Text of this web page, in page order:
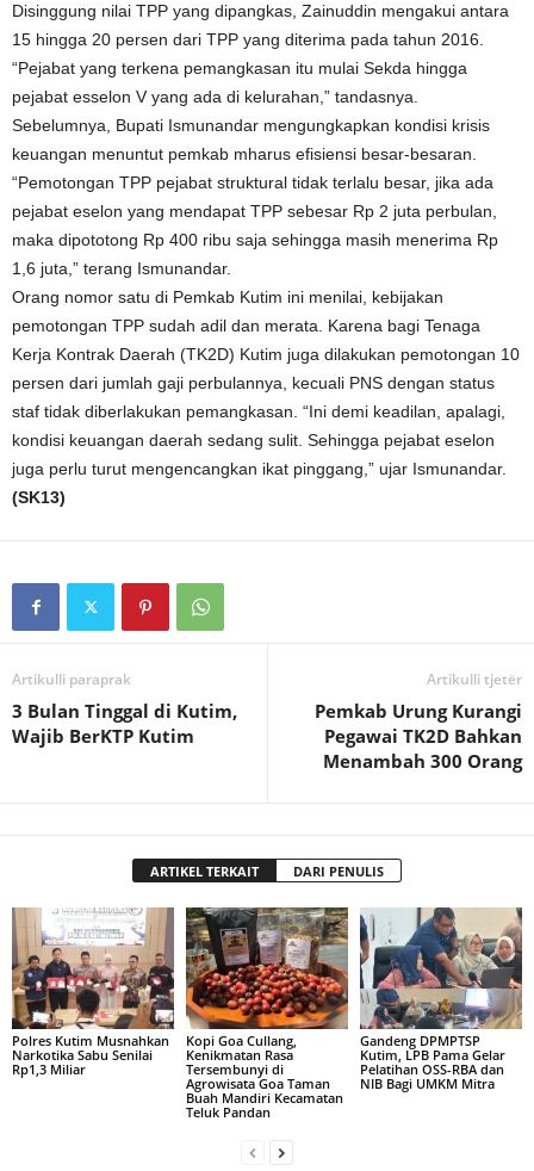
Disinggung nilai TPP yang dipangkas, Zainuddin mengakui antara
15 hingga 20 persen dari TPP yang diterima pada tahun 2016.
“Pejabat yang terkena pemangkasan itu mulai Sekda hingga
pejabat esselon V yang ada di kelurahan,” tandasnya.
Sebelumnya, Bupati Ismunandar mengungkapkan kondisi krisis
keuangan menuntut pemkab mharus efisiensi besar-besaran.
“Pemotongan TPP pejabat struktural tidak terlalu besar, jika ada
pejabat eselon yang mendapat TPP sebesar Rp 2 juta perbulan,
maka dipototong Rp 400 ribu saja sehingga masih menerima Rp
1,6 juta,” terang Ismunandar.
Orang nomor satu di Pemkab Kutim ini menilai, kebijakan
pemotongan TPP sudah adil dan merata. Karena bagi Tenaga
Kerja Kontrak Daerah (TK2D) Kutim juga dilakukan pemotongan 10
persen dari jumlah gaji perbulannya, kecuali PNS dengan status
staf tidak diberlakukan pemangkasan. “Ini demi keadilan, apalagi,
kondisi keuangan daerah sedang sulit. Sehingga pejabat eselon
juga perlu turut mengencangkan ikat pinggang,” ujar Ismunandar.
(SK13)
Artikulli paraprak
3 Bulan Tinggal di Kutim,
Wajib BerKTP Kutim
Artikulli tjetër
Pemkab Urung Kurangi
Pegawai TK2D Bahkan
Menambah 300 Orang
ARTIKEL TERKAIT DARI PENULIS
Polres Kutim Musnahkan
Narkotika Sabu Senilai
Rp1,3 Miliar
Kopi Goa Cullang,
Kenikmatan Rasa
Tersembunyi di
Agrowisata Goa Taman
Buah Mandiri Kecamatan
Teluk Pandan
Gandeng DPMPTSP
Kutim, LPB Pama Gelar
Pelatihan OSS-RBA dan
NIB Bagi UMKM Mitra